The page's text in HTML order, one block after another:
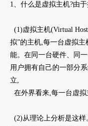
1、什么是虚拟主机?由
(1)虚拟主机(Virtual
拟”的主机,每一台虚拟
能。在同一台硬件、同
用户拥有自己的一部分
立,
在外界看来,每一台虚
(2)从理论上分析是这